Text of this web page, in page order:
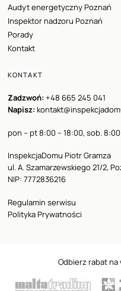
Audyt energetyczny Poznań
Inspektor nadzoru Poznań
Porady
Kontakt
KONTAKT
Zadzwoń: +48 665 245 041
Napisz:
pon – pt 8:00 – 18:00, sob.
InspekcjaDomu Piotr Gramza
ul. A. Szamarzewskiego 21/2,
NIP: 7772836216
Regulamin serwisu
Polityka Prywatności
Odbierz rabat na